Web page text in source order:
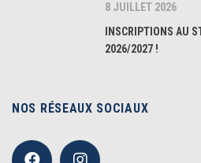
8 JUILLET 2026
INSCRIPTIONS AU
2026/2027 !
NOS RÉSEAUX SOCIAUX